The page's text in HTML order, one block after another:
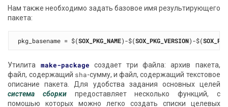
Нам также необходимо задать базовое имя результирующего
пакета:
pkg_basename = $(SOX_PKG_NAME)-$(SOX_PKG_VERSION)-$(
Утилита make-package создает три файла: архив пакета,
файл, содержащий sha-сумму, и файл, содержащий текстовое
описание пакета. Для удобства задания основных целей
система сборки предоставляет несколько функций, с
помошью которых можно легко создать списки целевых